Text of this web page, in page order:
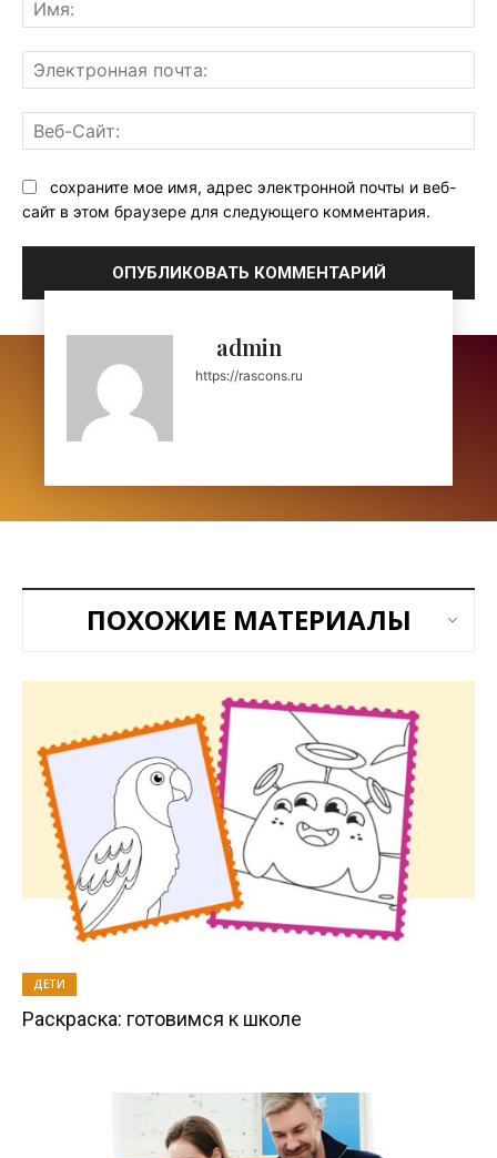
сохраните мое имя, адрес электронной почты и веб-
сайт в этом браузере для следующего комментария.
admin
https://rascons.ru
ПОХОЖИЕ МАТЕРИАЛЫ
ДЕТИ
Раскраска: готовимся к школе